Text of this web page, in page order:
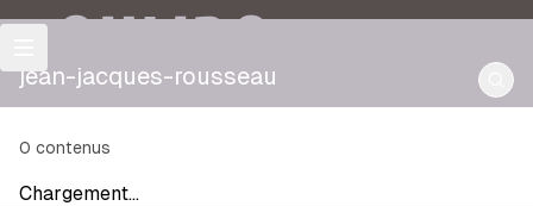
OULIPO
jean-jacques-rousseau
0 contenus
Chargement…